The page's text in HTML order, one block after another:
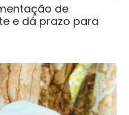
de
e dá prazo para